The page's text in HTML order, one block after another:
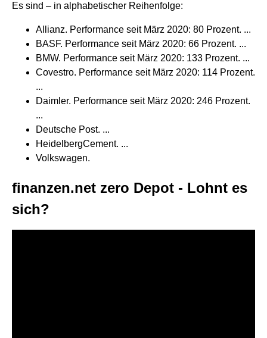
Es sind – in alphabetischer Reihenfolge:
Allianz. Performance seit März 2020: 80 Prozent. ...
BASF. Performance seit März 2020: 66 Prozent. ...
BMW. Performance seit März 2020: 133 Prozent. ...
Covestro. Performance seit März 2020: 114 Prozent.
...
Daimler. Performance seit März 2020: 246 Prozent.
...
Deutsche Post. ...
HeidelbergCement. ...
Volkswagen.
finanzen.net zero Depot - Lohnt es
sich?